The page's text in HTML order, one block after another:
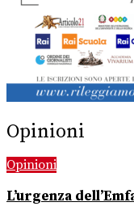
Opinioni
Opinioni
L’urgenza